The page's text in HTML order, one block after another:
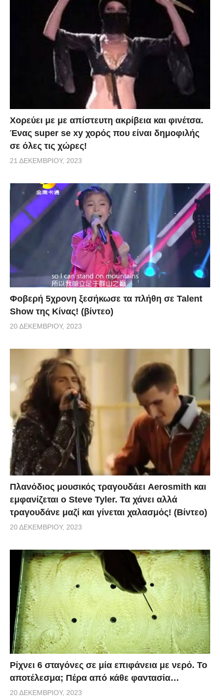
Χορεύει με με απίστευτη ακρίβεια και φινέτσα.
Ένας super se xy χορός που είναι δημοφιλής
σε όλες τις χώρες!
21 ΔΕΚΕΜΒΡΊΟΥ, 2023
Φοβερή 5χρονη ξεσήκωσε τα πλήθη σε Talent
Show της Κίνας! (βίντεο)
20 ΔΕΚΕΜΒΡΊΟΥ, 2023
Πλανόδιος μουσικός τραγουδάει Aerosmith και
εμφανίζεται ο Steve Tyler. Τα χάνει αλλά
τραγουδάνε μαζί και γίνεται χαλασμός! (Βίντεο)
20 ΔΕΚΕΜΒΡΊΟΥ, 2023
Ρίχνει 6 σταγόνες σε μία επιφάνεια με νερό. Το
αποτέλεσμα; Πέρα από κάθε φαντασία…
20 ΔΕΚΕΜΒΡΊΟΥ, 2023